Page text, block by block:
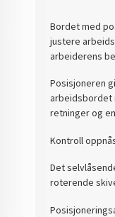
Bordet med
justere
arbeiderens
Posisjoneren
arbeidsbordet
retninger og
Kontroll
Det
roterende